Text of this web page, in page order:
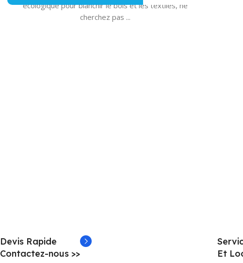
écologique pour blanchir le bois et les textiles, ne
cherchez pas ...
Devis Rapide
Contactez-nous >>
Et